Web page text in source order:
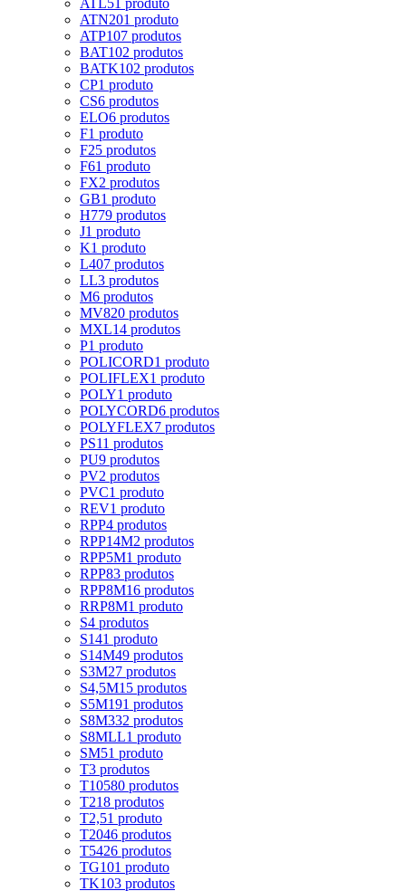
ATL51 produto
ATN201 produto
ATP107 produtos
BAT102 produtos
BATK102 produtos
CP1 produto
CS6 produtos
ELO6 produtos
F1 produto
F25 produtos
F61 produto
FX2 produtos
GB1 produto
H779 produtos
J1 produto
K1 produto
L407 produtos
LL3 produtos
M6 produtos
MV820 produtos
MXL14 produtos
P1 produto
POLICORD1 produto
POLIFLEX1 produto
POLY1 produto
POLYCORD6 produtos
POLYFLEX7 produtos
PS11 produtos
PU9 produtos
PV2 produtos
PVC1 produto
REV1 produto
RPP4 produtos
RPP14M2 produtos
RPP5M1 produto
RPP83 produtos
RPP8M16 produtos
RRP8M1 produto
S4 produtos
S141 produto
S14M49 produtos
S3M27 produtos
S4,5M15 produtos
S5M191 produtos
S8M332 produtos
S8MLL1 produto
SM51 produto
T3 produtos
T10580 produtos
T218 produtos
T2,51 produto
T2046 produtos
T5426 produtos
TG101 produto
TK103 produtos